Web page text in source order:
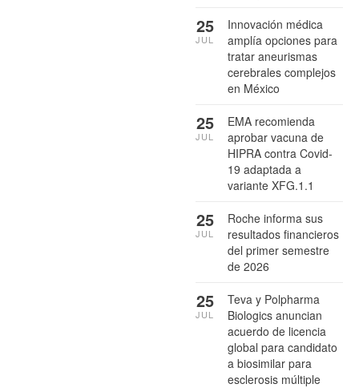
Innovación médica
amplía opciones para
tratar aneurismas
cerebrales complejos
en México
25
JUL
EMA recomienda
aprobar vacuna de
HIPRA contra Covid-
19 adaptada a
variante XFG.1.1
25
JUL
Roche informa sus
resultados financieros
del primer semestre
de 2026
25
JUL
Teva y Polpharma
Biologics anuncian
acuerdo de licencia
global para candidato
a biosimilar para
esclerosis múltiple
25
JUL